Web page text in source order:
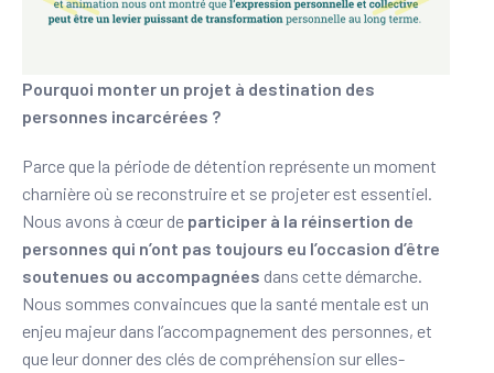
Pourquoi monter un projet à destination des
personnes incarcérées ?
Parce que la période de détention représente un moment
charnière où se reconstruire et se projeter est essentiel.
Nous avons à cœur de participer à la réinsertion de
personnes qui n’ont pas toujours eu l’occasion d’être
soutenues ou accompagnées dans cette démarche.
Nous sommes convaincues que la santé mentale est un
enjeu majeur dans l’accompagnement des personnes, et
que leur donner des clés de compréhension sur elles-